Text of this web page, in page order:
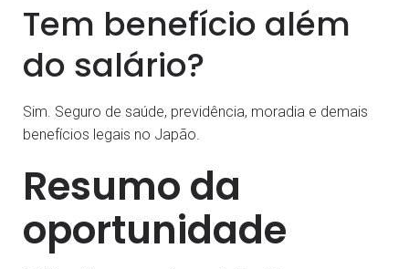
Tem benefício além
do salário?
Sim. Seguro de saúde, previdência, moradia e demais
benefícios legais no Japão.
Resumo da
oportunidade